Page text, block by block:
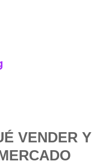
VENDER Y